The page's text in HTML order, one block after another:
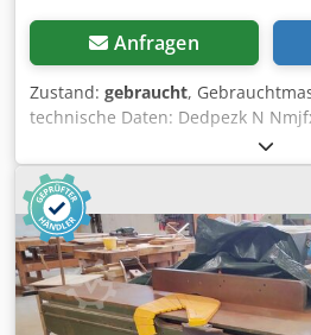
Anfragen
Zustand: gebraucht,
technische Daten: Dedpezk N
510mm - Abrichttischlänge
4PS 400V 50HZ -
Abrichtanschlag schwenkbar
Motorbremse und kann daher nur
angeboten werden Verfügbarkeit:
63934 Röllbach